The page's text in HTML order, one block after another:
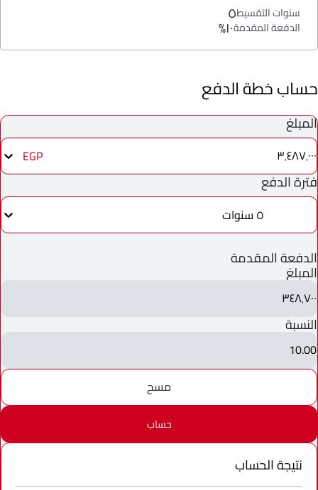
سنوات التقسيط٥
الدفعة المقدمة١٠%
حساب خطة الدفع
المبلغ
٣٬٤٨٧٬٠٠٠ EGP
فترة الدفع
٥ سنوات
الدفعة المقدمة
المبلغ
٣٤٨٬٧٠٠
النسبة
10.00
مسح
حساب
نتيجة الحساب